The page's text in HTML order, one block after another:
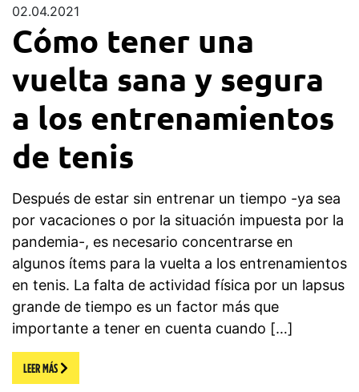
02.04.2021
Cómo tener una
vuelta sana y segura
a los entrenamientos
de tenis
Después de estar sin entrenar un tiempo -ya sea
por vacaciones o por la situación impuesta por la
pandemia-, es necesario concentrarse en
algunos ítems para la vuelta a los entrenamientos
en tenis. La falta de actividad física por un lapsus
grande de tiempo es un factor más que
importante a tener en cuenta cuando […]
LEER MÁS